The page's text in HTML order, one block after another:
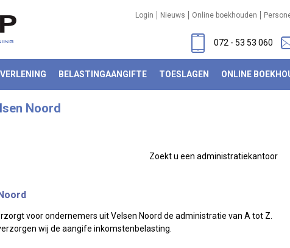
Login Nieuws Online boekhouden
072 - 53 53 060
BELASTINGAANGIFTE TOESLAGEN ONLINE
Noord
Zoekt u een administratiekantoor
voor ondernemers uit Velsen Noord de administratie van A tot Z.
wij de aangife inkomstenbelasting.